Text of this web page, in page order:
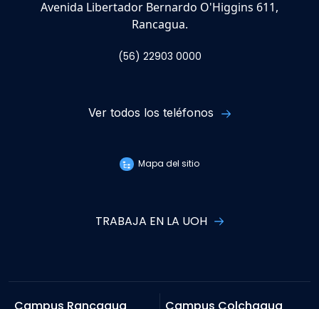
Avenida Libertador Bernardo O'Higgins 611,
Rancagua.
(56) 22903 0000
Ver todos los teléfonos
Mapa del sitio
TRABAJA EN LA UOH
Campus Rancagua Campus Colchagua